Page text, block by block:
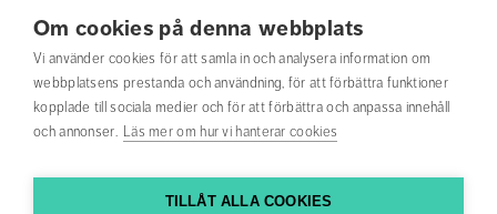
Om cookies på denna webbplats
Vi använder cookies för att samla in och analysera information om
webbplatsens prestanda och användning, för att förbättra funktioner
kopplade till sociala medier och för att förbättra och anpassa innehåll
och annonser. Läs mer om hur vi hanterar cookies
TILLÅT ALLA COOKIES
Studentkåren
Hitta din utbildning
Hitta medarbetare